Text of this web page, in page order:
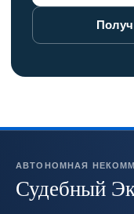
АВТОНОМНАЯ
Судебный